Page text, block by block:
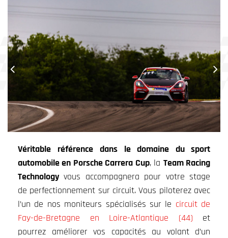
Véritable référence dans le domaine du sport
automobile en Porsche Carrera Cup, la Team Racing
Technology vous accompagnera pour votre stage
de perfectionnement sur circuit. Vous piloterez avec
l’un de nos moniteurs spécialisés sur le circuit de
Fay-de-Bretagne en Loire-Atlantique (44) et
pourrez améliorer vos capacités au volant d’un